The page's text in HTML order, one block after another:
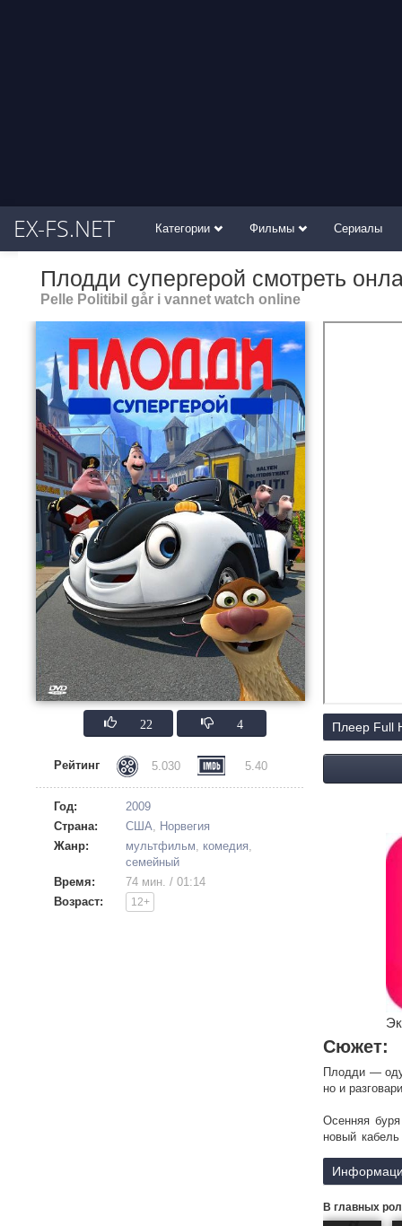
EX-FS.NET Категории Фильмы Сериалы
Плодди супергерой смотреть
Pelle Politibil går i vannet watch online
22 4
Рейтинг 5.030 5.40
Год:
2009
Страна:
США, Норвегия
Жанр:
мультфильм, комедия,
семейный
Время:
74 мин. / 01:14
Возраст:
12+
Плеер Full
Сюжет:
Плодди —
но и
Осенняя
новый
Все думают,
становится
В главных